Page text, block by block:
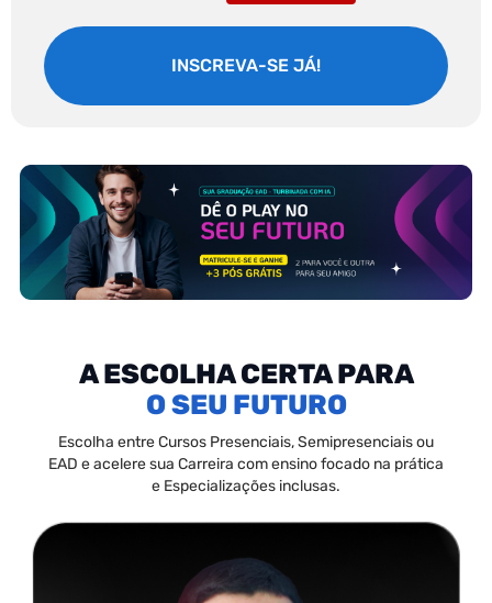
INSCREVA-SE JÁ!
A ESCOLHA CERTA PARA
SEU FUTURO
Escolha entre Cursos Presenciais, Semipresenciais ou
EAD e acelere sua Carreira com ensino focado na prática
e Especializações inclusas.